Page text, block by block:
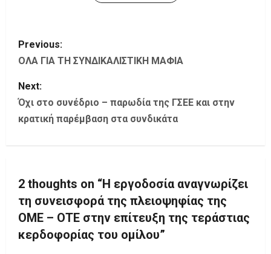
P
o
s
t
v
i
g
Previous:
ΟΛΑ ΓΙΑ ΤΗ ΣΥΝΔΙΚΑΛΙΣΤΙΚΗ ΜΑΦΙΑ
Next:
Όχι στο συνέδριο – παρωδία της ΓΣΕΕ και στην
κρατική παρέμβαση στα συνδικάτα
2 thoughts on “Η εργοδοσία αναγνωρίζει
τη συνεισφορά της πλειοψηφίας της
ΟΜΕ – ΟΤΕ στην επίτευξη της τεράστιας
κερδοφορίας του ομίλου”